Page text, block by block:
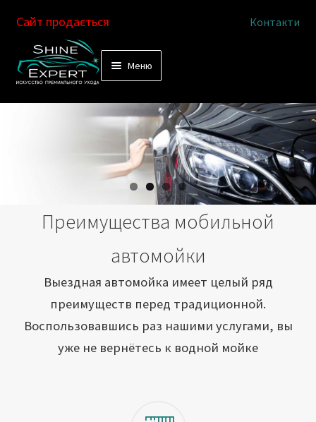
Перейти
к
Перейти
к
Сайт продається Контакти
Меню
Выездная автомойка
Химчистка салона
Подетальная химчистка
Как это работает
Сотрудничество
Преимущества мобильной
автомойки
Выездная автомойка имеет целый ряд
преимуществ перед традиционной.
Воспользовавшись раз нашими услугами, вы
уже не вернётесь к водной мойке